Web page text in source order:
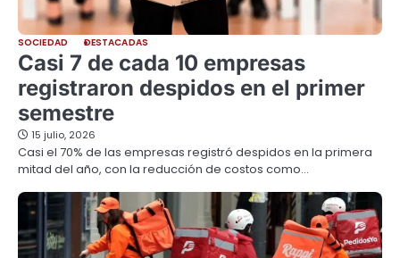
SOCIEDAD DESTACADAS
Casi 7 de cada 10 empresas
registraron despidos en el primer
semestre
15 julio, 2026
Casi el 70% de las empresas registró despidos en la primera
mitad del año, con la reducción de costos como…